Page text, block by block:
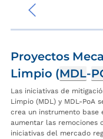
‹
Proyectos
Limpio (MDL-
Las iniciativas de
Limpio (MDL) y MDL-PoA
crea un instrumento base
aumentar las remociones
iniciativas del mercado